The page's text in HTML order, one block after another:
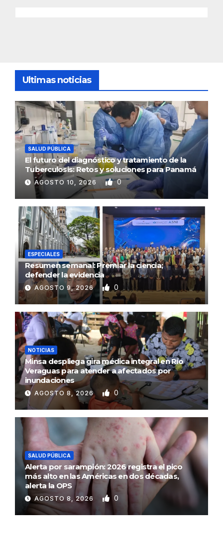
Ultimas noticias
SALUD PÚBLICA
El futuro del diagnóstico y tratamiento de la
Tuberculosis: Retos y soluciones para Panamá
AGOSTO 10, 2026 0
ESPECIALES
Resumen semanal: Premiar la ciencia;
defender la evidencia
AGOSTO 9, 2026 0
NOTICIAS
Minsa despliega gira médica integral en Río
Veraguas para atender a afectados por
inundaciones
AGOSTO 8, 2026 0
SALUD PÚBLICA
Alerta por sarampión: 2026 registra el pico
más alto en las Américas en dos décadas,
alerta la OPS
AGOSTO 8, 2026 0